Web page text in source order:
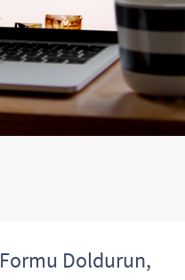
Formu Doldurun,